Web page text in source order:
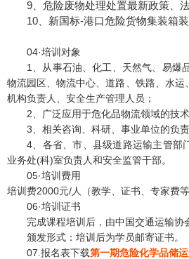
9、危险废物处理处置最新政策、
10、新国标-港口危险货物集装箱
04·培训对象
1、从事石油、化工、天然气、易爆
物流园区、物流中心、道路、铁路、水
机构负责人、安全生产管理人员；
2、广泛应用于危化品物流领域的技
3、相关咨询、科研、事业单位的负责
4、各省、市、县级道路运输主管部
业务处(科)室负责人和安全监管干部。
05·培训费用
培训费2000元/人（教学、证书、专家费
06·培训证书
完成课程培训后，由中国交通运输
颁发形式：培训后为学员邮寄证书。
07.报名表下载第一期危险化学品储